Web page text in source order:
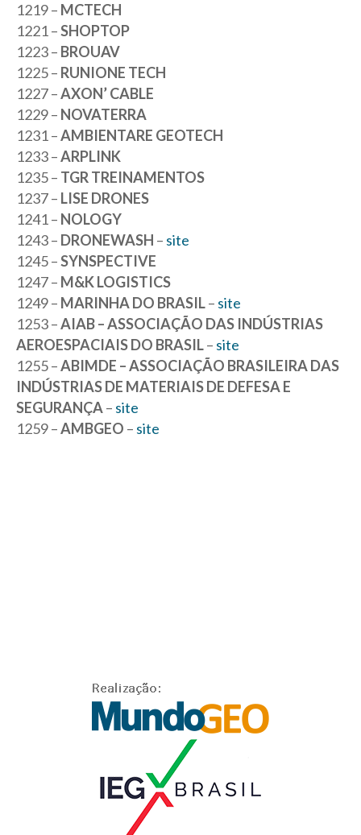
1219 – MCTECH
1221 –SHOPTOP
1223 – BROUAV
1225 – RUNIONE TECH
1227 –AXON’ CABLE
1229 – NOVATERRA
1231 –AMBIENTARE GEOTECH
1233 –ARPLINK
1235 – TGR TREINAMENTOS
1237 – LISE DRONES
1241 – NOLOGY
1243 – DRONEWASH – site
1245 –SYNSPECTIVE
1247 – M&K LOGISTICS
1249 – MARINHA DO BRASIL– site
1253 –AIAB – ASSOCIAÇÃO DAS INDÚSTRIAS
AEROESPACIAIS DO BRASIL– site
1255 –ABIMDE – ASSOCIAÇÃO BRASILEIRA DAS
INDÚSTRIAS DE MATERIAIS DE DEFESA E
SEGURANÇA– site
1259 –AMBGEO – site